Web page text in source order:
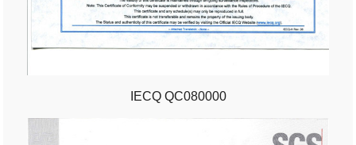
IECQ QC080000